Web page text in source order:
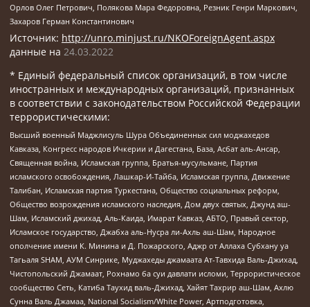
Орлов Олег Петрович, Полякова Мара Федоровна, Резник Генри Маркович,
Захаров Герман Константинович
Источник: http://unro.minjust.ru/NKOForeignAgent.aspx
данные на 24.03.2022
* Единый федеральный список организаций, в том числе
иностранных и международных организаций, признанных
в соответствии с законодательством Российской Федерации
террористическими:
Высший военный Маджлисуль Шура Объединенных сил моджахедов
Кавказа, Конгресс народов Ичкерии и Дагестана, База, Асбат аль-Ансар,
Священная война, Исламская группа, Братья-мусульмане, Партия
исламского освобождения, Лашкар-И-Тайба, Исламская группа, Движение
Талибан, Исламская партия Туркестана, Общество социальных реформ,
Общество возрождения исламского наследия, Дом двух святых, Джунд аш-
Шам, Исламский джихад, Аль-Каида, Имарат Кавказ, АБТО, Правый сектор,
Исламское государство, Джабха аль-Нусра ли-Ахль аш-Шам, Народное
ополчение имени К. Минина и Д. Пожарского, Аджр от Аллаха Субхану уа
Тагьаля SHAM, АУМ Синрике, Муджахеды джамаата Ат-Тавхида Валь-Джихад,
Чистопольский Джамаат, Рохнамо ба суи давлати исломи, Террористическое
сообщество Сеть, Катиба Таухид валь-Джихад, Хайят Тахрир аш-Шам, Ахлю
Сунна Валь Джамаа, National Socialism/White Power, Артподготовка,